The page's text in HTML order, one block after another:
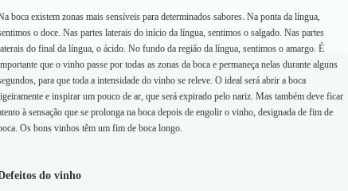
boca existem zonas mais sensíveis para determinados sabores. Na ponta da língua,
o doce. Nas partes laterais do início da língua, sentimos o salgado. Nas partes
do final da língua, o ácido. No fundo da região da língua, sentimos o amargo. É
que o vinho passe por todas as zonas da boca e permaneça nelas durante alguns
para que toda a intensidade do vinho se releve. O ideal será abrir a boca
e inspirar um pouco de ar, que será expirado pelo nariz. Mas também deve ficar
à sensação que se prolonga na boca depois de engolir o vinho, designada de fim de
Os bons vinhos têm um fim de boca longo.
do vinho